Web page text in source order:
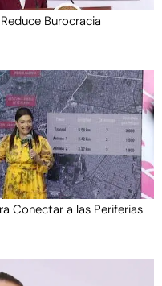
Burocracia
Conectar a las Periferias